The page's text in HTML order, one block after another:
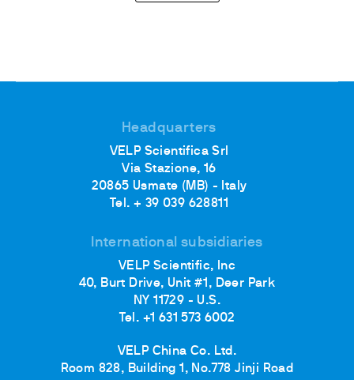
Headquarters
VELP Scientifica Srl
Via Stazione, 16
20865 Usmate (MB) - Italy
Tel. + 39 039 628811
International subsidiaries
VELP Scientific, Inc
40, Burt Drive, Unit #1, Deer Park
NY 11729 - U.S.
Tel. +1 631 573 6002
VELP China Co. Ltd.
Room 828, Building 1, No.778 Jinji Road